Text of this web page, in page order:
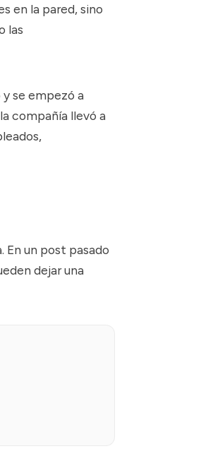
en la pared, sino
las
se empezó a
compañía llevó a
En un post pasado
dejar una